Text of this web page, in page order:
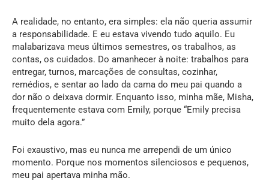
A realidade, no entanto, era simples: ela não queria assumir
a responsabilidade. E eu estava vivendo tudo aquilo. Eu
malabarizava meus últimos semestres, os trabalhos, as
contas, os cuidados. Do amanhecer à noite: trabalhos para
entregar, turnos, marcações de consultas, cozinhar,
remédios, e sentar ao lado da cama do meu pai quando a
dor não o deixava dormir. Enquanto isso, minha mãe, Misha,
frequentemente estava com Emily, porque “Emily precisa
muito dela agora.”
Foi exaustivo, mas eu nunca me arrependi de um único
momento. Porque nos momentos silenciosos e pequenos,
meu pai apertava minha mão.